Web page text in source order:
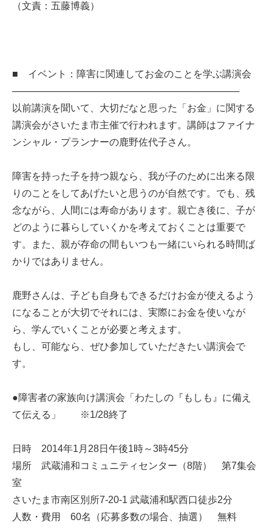
（文責：五藤博義）
■ イベント：障害に関連してお金のことを学ぶ講演会
──────────────────────────────────
以前講演を聞いて、大切だなと思った「お金」に関する
講演会がさいたま市主催で行われます。講師はファイナ
ンシャル・プランナーの鹿野佐代子さん。
障害を持った子を持つ親なら、我が子のために出来る限
りのことをしてあげたいと思うのが自然です。でも、残
念ながら、人間には寿命があります。親亡き後に、子が
どのように暮らしていくかを考えておくことは重要で
す。また、親が存命の間もいつも一緒にいられる時間ば
かりではありません。
鹿野さんは、子ども自身もできるだけお金が使えるよう
になることが大切でそれには、実際にお金を使いなが
ら、学んでいくことが必要と考えます。
もし、可能なら、ぜひ参加していただきたい講演会で
す。
●障害者の家族向け講演会「わたしの『もしも』に備え
て伝える」 ※1/28終了
日時 2014年1月28日午後1時～3時45分
場所 武蔵浦和コミュニティセンター（8階） 第7集会
室
さいたま市南区別所7-20-1 武蔵浦和駅西口徒歩2分
人数・費用 60名（応募多数の場合、抽選） 無料